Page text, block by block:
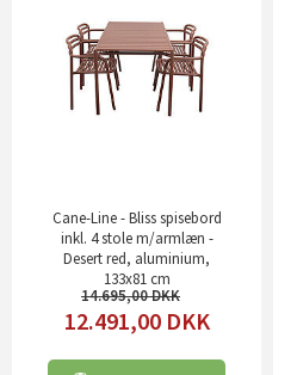
Cane-Line - Bliss spisebord
inkl. 4 stole m/armlæn -
Desert red, aluminium,
133x81 cm
14.695,00
12.491,00 DKK